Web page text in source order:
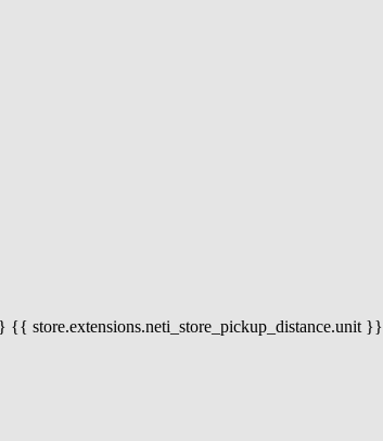
store.extensions.neti_store_pickup_distance.unit }}